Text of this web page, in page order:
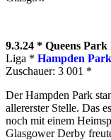
9.3.24 * Queens
Liga * Hampden
Zuschauer: 3 001 *
Der Hampden Park
allererster Stelle. Das
noch mit einem
Glasgower Derby